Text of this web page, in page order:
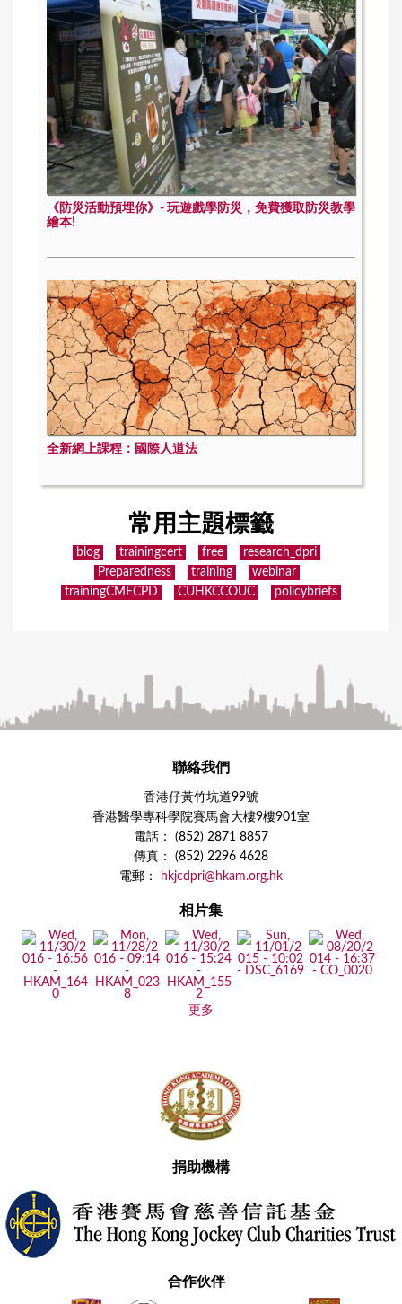
《防災活動預埋你》- 玩遊戲學防災，免費獲取防災教學
繪本!
全新網上課程：國際人道法
常用主題標籤
blog trainingcert free
research_dpri
Preparedness
training
webinar
trainingCMECPD
CUHKCCOUC policybriefs
聯絡我們
香港仔黃竹坑道99號
香港醫學專科學院賽馬會大樓9樓901室
電話： (852) 2871 8857
傳真： (852) 2296 4628
電郵：
hkjcdpri@hkam.org.hk
相片集
更多
捐助機構
合作伙伴